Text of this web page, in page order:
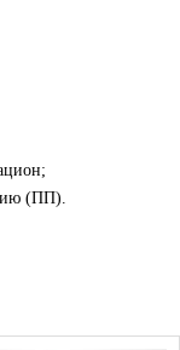
(ПП).